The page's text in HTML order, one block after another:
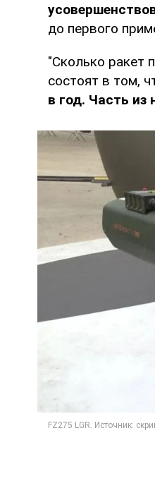
до первого
"Сколько ракет
состоят в том,
в год. Часть из